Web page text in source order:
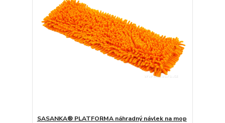
SASANKA® PLATFORMA náhradný návlek na mop